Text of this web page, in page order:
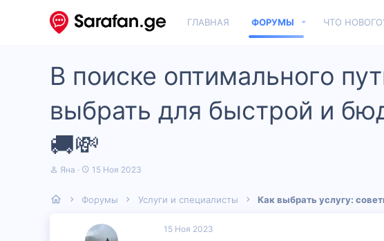
ГЛАВНАЯ ФОРУМЫ ЧТО
В поиске оптимального
выбрать для быстрой и
🚚💸
А
о
Яна
Д
а
а
ч
15 Ноя 2023
Форумы Услуги и специалисты Как выбрать услугу:
15 Ноя 2023